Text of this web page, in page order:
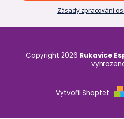
Zásady zpracování
Vytvořil Shoptet
Copyright 2026 Rukavice